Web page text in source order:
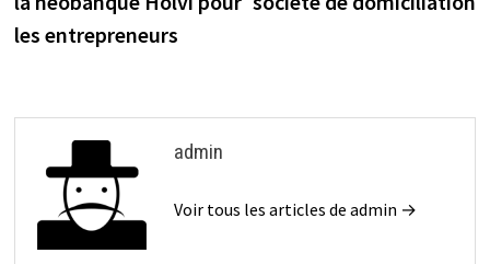
les entrepreneurs
admin
Voir tous les articles de admin →